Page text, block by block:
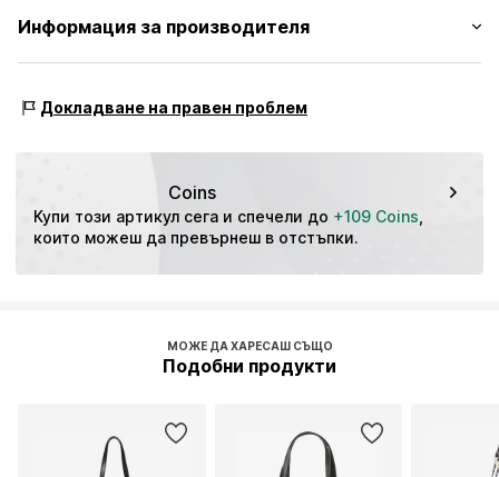
Имитация на кожа
№ на артикул 19V5917001000001
Външен материал: Полиуретан
Информация за производителя
40721 Hilden
Докладване на правен проблем
Coins
Купи този артикул сега и спечели до +109 Coins
които можеш да превърнеш в отстъпки.
МОЖЕ ДА ХАРЕСАШ СЪЩО
Подобни продукти